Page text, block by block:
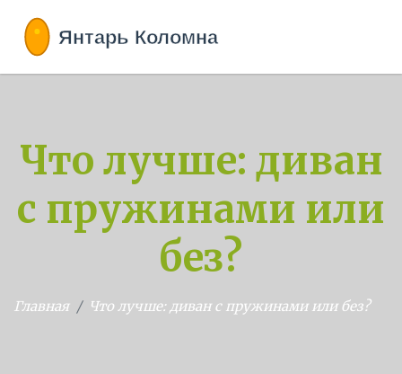
Что лучше: диван
с пружинами или
без?
Главная Что лучше: диван с пружинами или без?